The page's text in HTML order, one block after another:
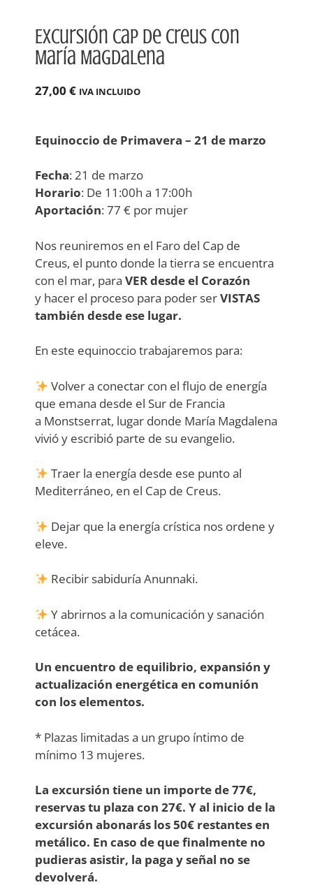
Excursión Cap De Creus Con
María Magdalena
27,00 € IVA INCLUIDO
Equinoccio de Primavera – 21 de marzo
Fecha: 21 de marzo
Horario: De 11:00h a 17:00h
Aportación: 77 € por mujer
Nos reuniremos en el Faro del Cap de
Creus, el punto donde la tierra se encuentra
con el mar, para VER desde el Corazón
y hacer el proceso para poder serVISTAS
también desde ese lugar.
En este equinoccio trabajaremos para:
Volver a conectar con el flujo de energía
que emana desde el Sur de Francia
a Monstserrat, lugar donde María Magdalena
vivió y escribió parte de su evangelio.
Traer la energía desde ese punto al
Mediterráneo, en el Cap de Creus.
Dejar que la energía crística nos ordene y
eleve.
Recibir sabiduría Anunnaki.
Y abrirnos a la comunicación y sanación
cetácea.
Un encuentro de equilibrio, expansión y
actualización energética en comunión
con los elementos.
* Plazas limitadas a un grupo íntimo de
mínimo 13 mujeres.
La excursión tiene un importe de 77€,
reservas tu plaza con 27€. Y al inicio de la
excursión abonarás los 50€ restantes en
metálico. En caso de que finalmente no
pudieras asistir, la paga y señal no se
devolverá.